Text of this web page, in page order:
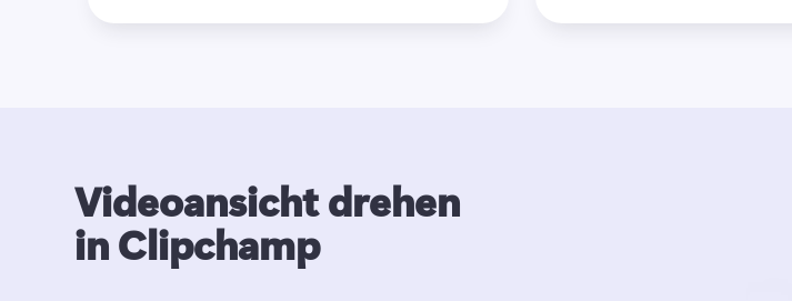
Videoansicht drehen
in Clipchamp